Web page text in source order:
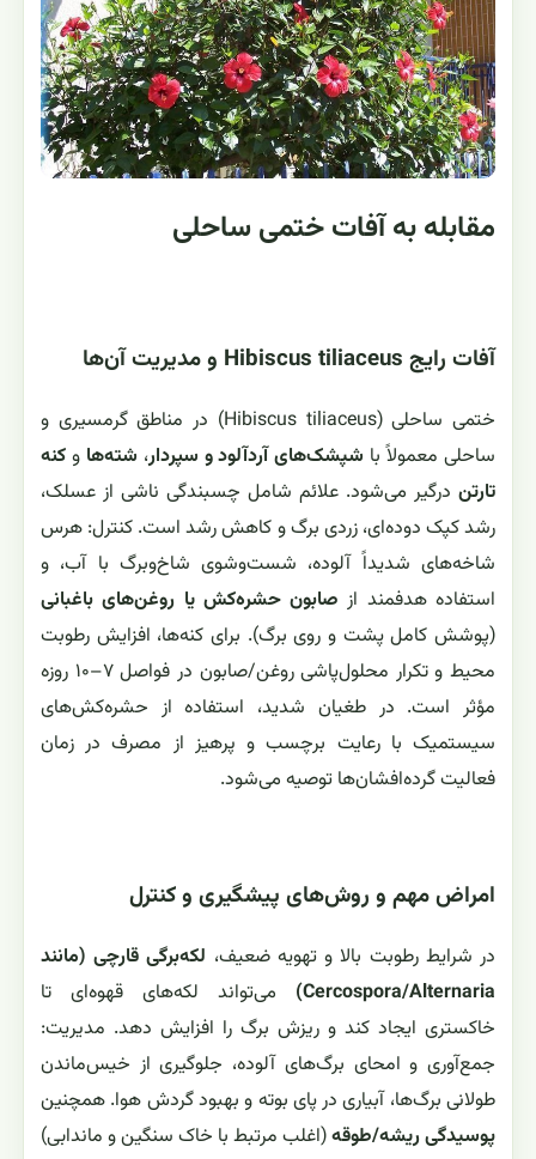
مقابله به آفات ختمی ساحلی
آفات رایج Hibiscus tiliaceus و مدیریت آن‌ها
ختمی ساحلی (Hibiscus tiliaceus) در مناطق گرمسیری و
ساحلی معمولاً با شپشک‌های آردآلود و سپردار، شته‌ها وکنه
تارتندرگیر می‌شود. علائم شامل چسبندگی ناشی از عسلک،
رشد کپک دوده‌ای، زردی برگ و کاهش رشد است. کنترل: هرس
شاخه‌های شدیداً آلوده، شست‌وشوی شاخ‌وبرگ با آب، و
استفاده هدفمند از صابون حشره‌کش یا روغن‌های باغبانی
(پوشش کامل پشت و روی برگ). برای کنه‌ها، افزایش رطوبت
محیط و تکرار محلول‌پاشی روغن/صابون در فواصل ۷–۱۰ روزه
مؤثر است. در طغیان شدید، استفاده از حشره‌کش‌های
سیستمیک با رعایت برچسب و پرهیز از مصرف در زمان
فعالیت گرده‌افشان‌ها توصیه می‌شود.
امراض مهم و روش‌های پیشگیری و کنترل
در شرایط رطوبت بالا و تهویه ضعیف، لکه‌برگی قارچی (مانند
Cercospora/Alternaria)
می‌تواند لکه‌های قهوه‌ای تا
خاکستری ایجاد کند و ریزش برگ را افزایش دهد. مدیریت:
جمع‌آوری و امحای برگ‌های آلوده، جلوگیری از خیس‌ماندن
طولانی برگ‌ها، آبیاری در پای بوته و بهبود گردش هوا. همچنین
پوسیدگی ریشه/طوقه(اغلب مرتبط با خاک سنگین و ماندابی)